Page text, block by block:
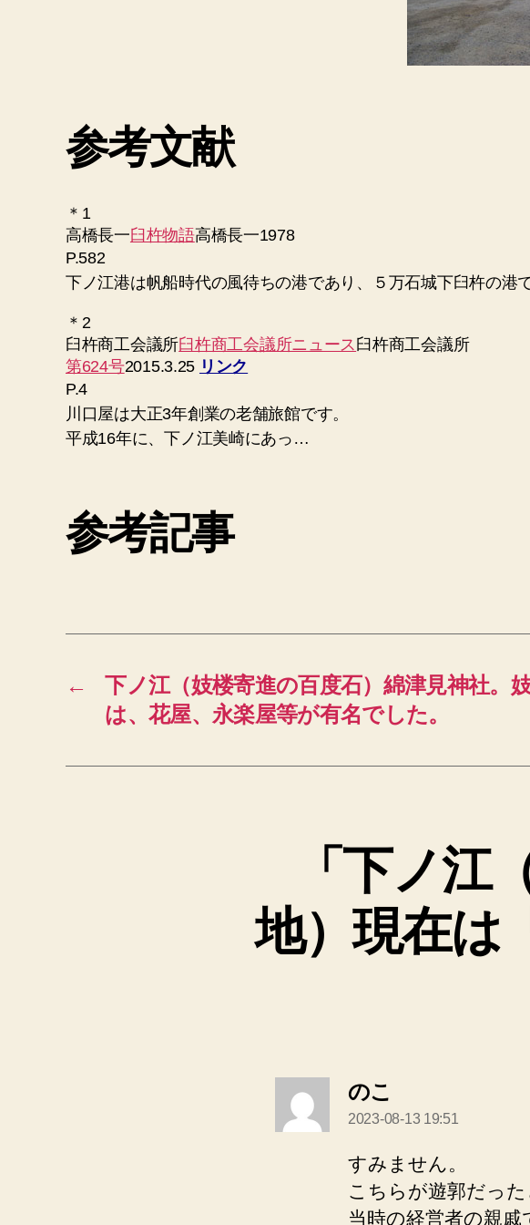
参考文献
＊1
高橋長一臼杵物語高橋長一1978
P.582
下ノ江港は帆船時代の風待ちの港であり、５万石城下臼杵の港
＊2
臼杵商工会議所臼杵商工会議所ニュース 臼杵商工会議所
第624号2015.3.25 リンク
P.4
川口屋は大正3年創業の老舗旅館です。
平成16年に、下ノ江美崎にあっ…
参考記事
←
下ノ江（妓楼寄進の百度石）綿津見神社。
は、花屋、永楽屋等が有名でした。
「下ノ江
地）現在は
のこ
発
2023-08-13 19:51
すみません。
こちらが遊郭だっ
当時の経営者の親